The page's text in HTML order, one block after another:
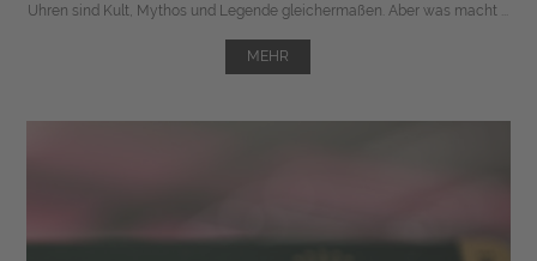
Uhren sind Kult, Mythos und Legende gleichermaßen. Aber was macht ...
MEHR